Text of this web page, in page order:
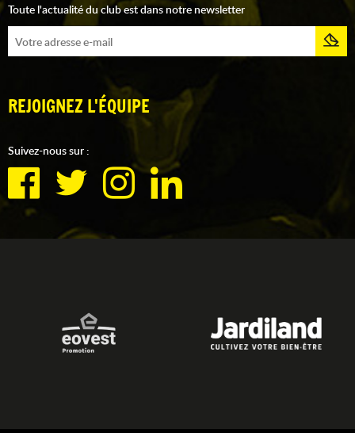
Toute l'actualité du club est dans notre newsletter
REJOIGNEZ L'ÉQUIPE
Suivez-nous sur :